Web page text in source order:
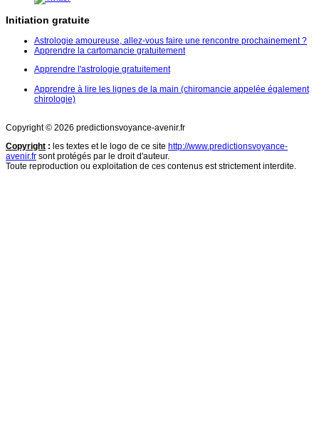
Initiation gratuite
Astrologie amoureuse, allez-vous faire une rencontre prochainement ?
Apprendre la cartomancie gratuitement
Apprendre l'astrologie gratuitement
Apprendre à lire les lignes de la main (chiromancie appelée également
chirologie)
Copyright © 2026 predictionsvoyance-avenir.fr
Copyright : les textes et le logo de ce site http://www.predictionsvoyance-
avenir.fr sont protégés par le droit d'auteur.
Toute reproduction ou exploitation de ces contenus est strictement interdite.